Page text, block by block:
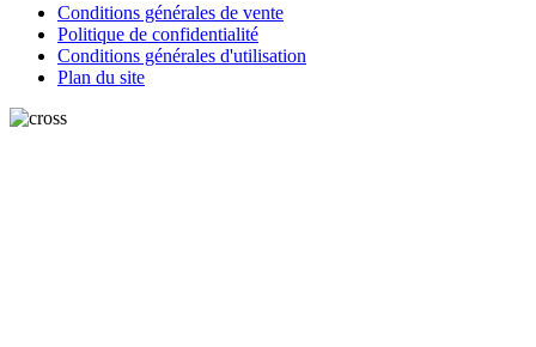
Conditions générales de vente
Politique de confidentialité
Conditions générales d'utilisation
Plan du site